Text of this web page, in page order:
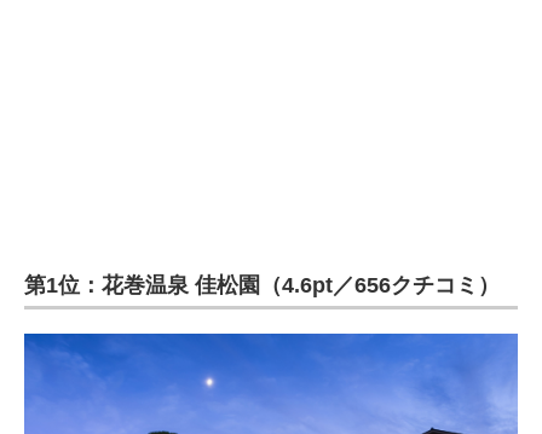
第1位：花巻温泉 佳松園（4.6pt／656クチコミ）